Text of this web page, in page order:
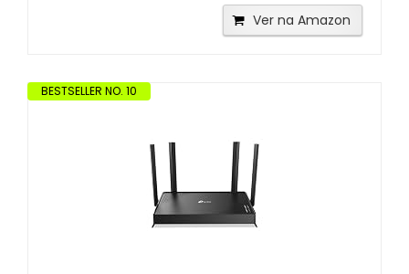
Ver na Amazon
BESTSELLER NO. 10